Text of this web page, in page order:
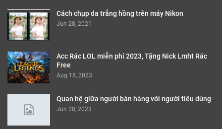
Cách chụp da trắng hồng trên máy Nikon
Jun 28, 2021
Acc Rác LOL miễn phí 2023, Tặng Nick Lmht Rác
Free
Aug 18, 2023
Quan hệ giữa người bán hàng với người tiêu dùng
Jun 28, 2023